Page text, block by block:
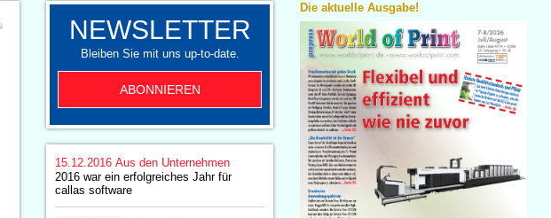
NEWSLETTER
Bleiben Sie mit uns up-to-date.
ABONNIEREN
15.12.2016 Aus den Unternehmen
2016 war ein erfolgreiches Jahr für
callas software
Die aktuelle Ausgabe!